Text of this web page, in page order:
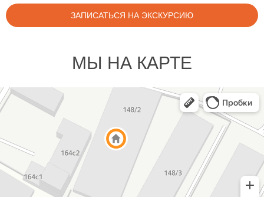
ЗАПИСАТЬСЯ НА ЭКСКУРСИЮ
МЫ НА КАРТЕ